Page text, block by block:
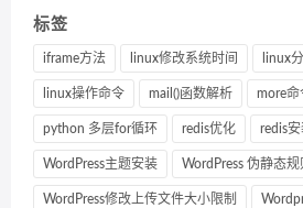
标签
iframe方法 linux修改系统时间 linux
linux操作命令 mail()函数解析 more命
python 多层for循环 redis优化 redis
WordPress主题安装 WordPress 伪静态规
WordPress修改上传文件大小限制